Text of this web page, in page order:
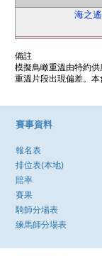
海之遙
備註
模擬鳥瞰重溫由特約
重溫片段出現偏差。
賽事資料
報名表
排位表(本地)
賠率
賽果
騎師分場表
練馬師分場表